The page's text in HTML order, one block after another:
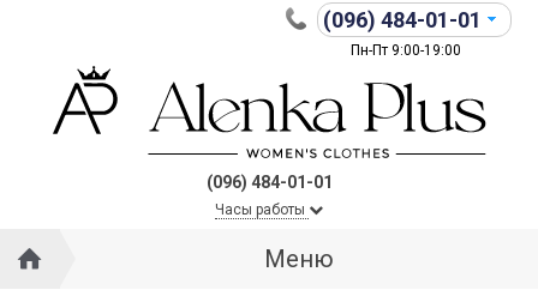
(096) 484-01-01
Пн-Пт 9:00-19:00
(096) 484-01-01
Часы работы
Меню